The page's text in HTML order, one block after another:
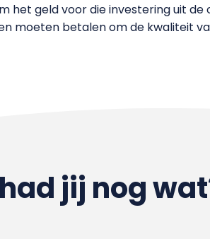
het geld voor die investering uit
moeten betalen om de kwaliteit
jij nog